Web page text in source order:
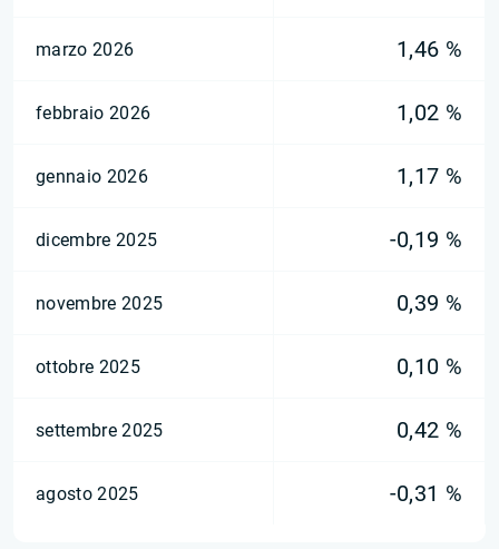
marzo 2026 1,46 %
febbraio 2026 1,02 %
gennaio 2026 1,17 %
dicembre 2025 -0,19 %
novembre 2025 0,39 %
ottobre 2025 0,10 %
settembre 2025 0,42 %
agosto 2025 -0,31 %